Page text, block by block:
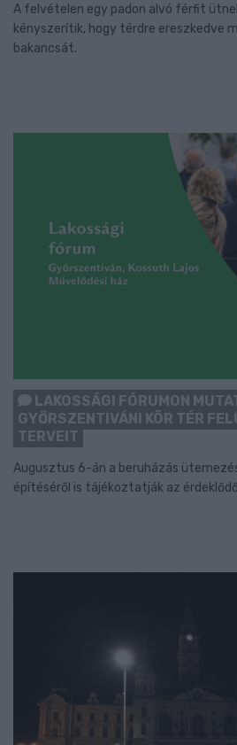
A felvételen egy padon alvó férfit
kényszerítik, hogy térdre ereszkedve
bakancsát.
LAKOSSÁGI FÓRUMON
GYŐRSZENTIVÁNI KÖR TÉR
TERVEIT
Augusztus 6-án a beruházás
építéséről is tájékoztatják az